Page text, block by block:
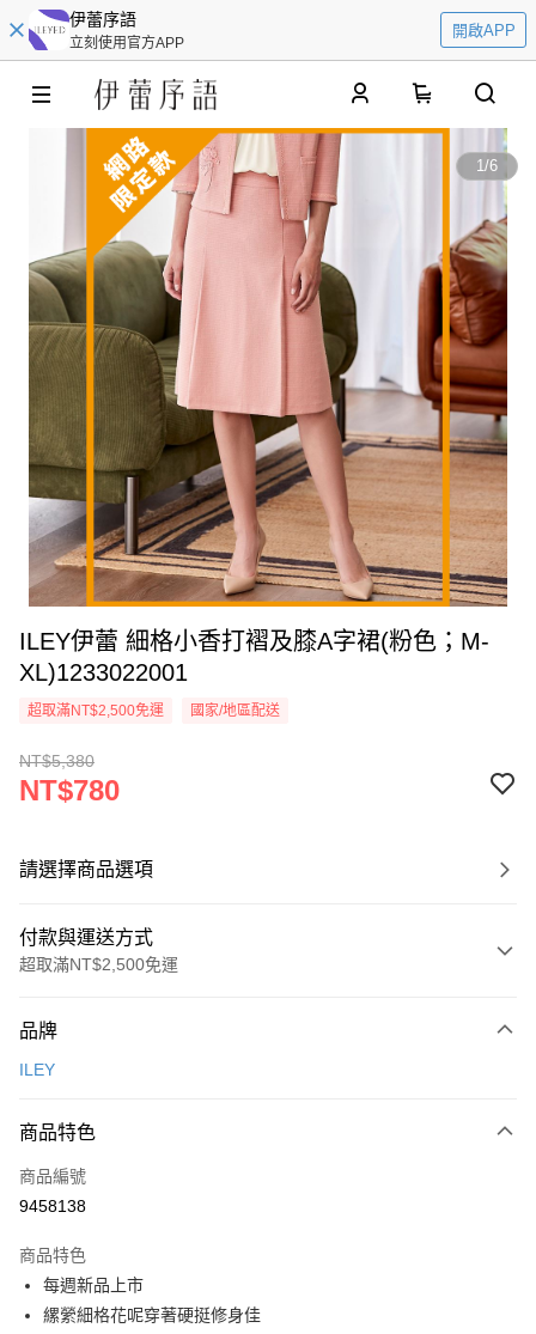
伊蕾序語
立刻使用官方APP
開啟APP
1/6
ILEY伊蕾 細格小香打褶及膝A字裙(粉色；M-
XL)1233022001
超取滿NT$2,500免運 國家/地區配送
NT$5,380
NT$780
請選擇商品選項
付款與運送方式
超取滿NT$2,500免運
信用卡一次付款
3 期 0 利率 每期
合作金庫商業銀行
上海商業儲蓄銀行
臺灣中小企業銀行
匯豐（台灣）商業銀行
聯邦商業銀行
超商取貨付款
LINE Pay
Apple Pay
街口支付
品牌
ILEY
商品特色
商品編號
9458138
商品特色
每週新品上市
縲縈細格花呢穿著硬挺修身佳